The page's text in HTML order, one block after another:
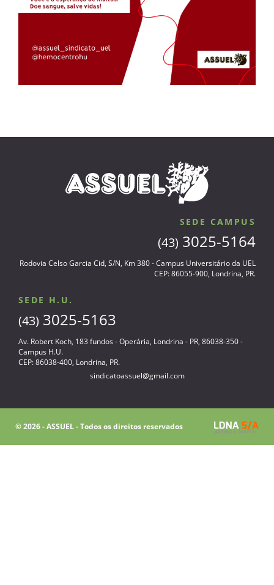
SEDE CAMPUS
(43) 3025-5164
Rodovia Celso Garcia Cid, S/N, Km 380 - Campus Universitário da UEL
CEP: 86055-900, Londrina, PR.
SEDE H.U.
(43) 3025-5163
Av. Robert Koch, 183 fundos - Operária, Londrina - PR, 86038-350 -
Campus H.U.
CEP: 86038-400, Londrina, PR.
sindicatoassuel@gmail.com
© 2026 - ASSUEL - Todos os direitos reservados